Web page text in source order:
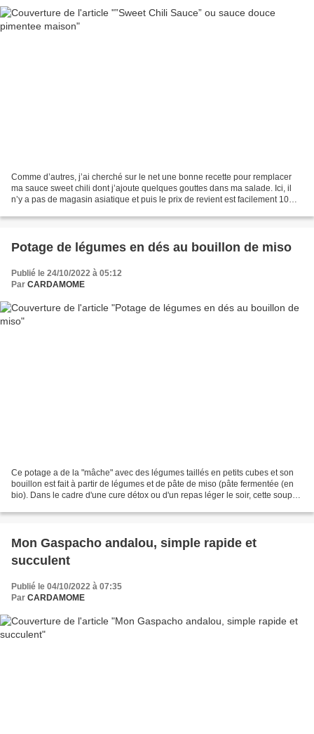
Comme d’autres, j’ai cherché sur le net une bonne recette pour remplacer
ma sauce sweet chili dont j’ajoute quelques gouttes dans ma salade. Ici, il
n’y a pas de magasin asiatique et puis le prix de revient est facilement 10
Potage de légumes en dés au bouillon de miso
Publié le 24/10/2022 à 05:12
Par CARDAMOME
Ce potage a de la "mâche" avec des légumes taillés en petits cubes et son
bouillon est fait à partir de légumes et de pâte de miso (pâte fermentée (en
bio). Dans le cadre d'une cure détox ou d'un repas léger le soir, cette soupe
Mon Gaspacho andalou, simple rapide et
succulent
Publié le 04/10/2022 à 07:35
Par CARDAMOME